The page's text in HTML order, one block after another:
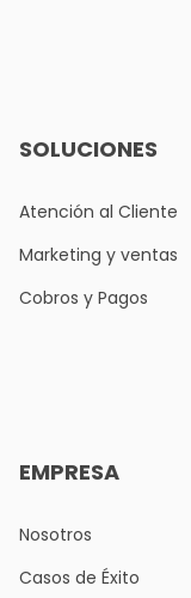
SOLUCIONES
Atención al Cliente
Marketing y ventas
Cobros y Pagos
EMPRESA
Nosotros
Casos de Éxito